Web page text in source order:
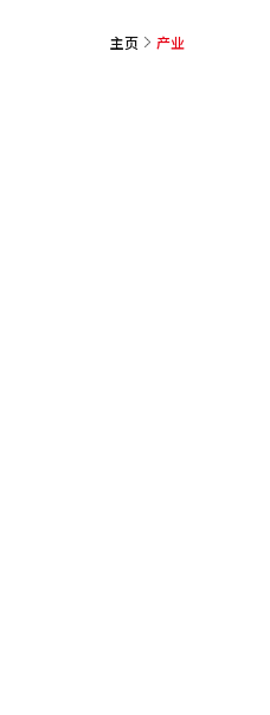
主页 产业